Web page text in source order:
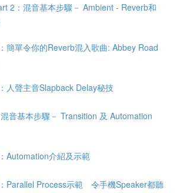
2：混音基本步驟－ Ambient - Reverb和
簡單令你的Reverb混入歌曲: Abbey Road
人聲主音Slapback Delay秘技
音基本步驟－ Transition 及 Automation
Automation介紹及示範
Parallel Process示範 令手機Speaker都聽